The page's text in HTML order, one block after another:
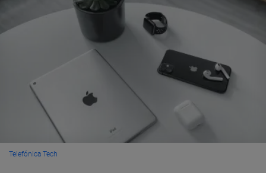
Telefónica Tech